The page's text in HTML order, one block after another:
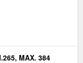
MAX. 384